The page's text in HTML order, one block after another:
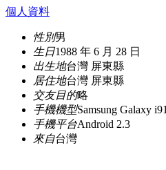
個人資料
性別男
生日1988 年 6 月 28 日
出生地台灣 屏東縣
居住地台灣 屏東縣
交友目的略
手機機型Samsung Galaxy
手機平台Android 2.3
來自台灣